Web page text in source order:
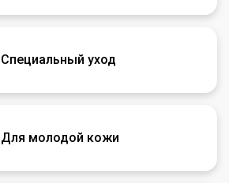
Специальный уход
Для молодой кожи